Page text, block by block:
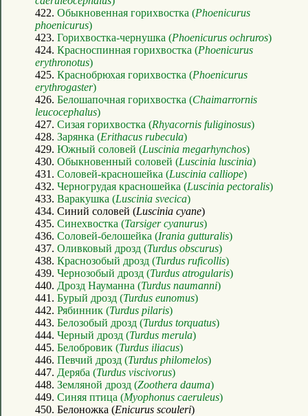
422. Обыкновенная горихвостка (Phoenicurus
phoenicurus)
423. Горихвостка-чернушка (Phoenicurus ochruros)
424. Красноспинная горихвостка (Phoenicurus
erythronotus)
425. Краснобрюхая горихвостка (Phoenicurus
erythrogaster)
426. Белошапочная горихвостка (Chaimarrornis
leucocephalus)
427. Сизая горихвостка (Rhyacornis fuliginosus)
428. Зарянка (Erithacus rubecula)
429. Южный соловей (Luscinia megarhynchos)
430. Обыкновенный соловей (Luscinia luscinia)
431. Соловей-красношейка (Luscinia calliope)
432. Черногрудая красношейка (Luscinia pectoralis)
433. Варакушка (Luscinia svecica)
434. Синий соловей (Luscinia cyane)
435. Синехвостка (Tarsiger cyanurus)
436. Соловей-белошейка (Irania gutturalis)
437. Оливковый дрозд (Turdus obscurus)
438. Краснозобый дрозд (Turdus ruficollis)
439. Чернозобый дрозд (Turdus atrogularis)
440. Дрозд Науманна (Turdus naumanni)
441. Бурый дрозд (Turdus eunomus)
442. Рябинник (Turdus pilaris)
443. Белозобый дрозд (Turdus torquatus)
444. Черный дрозд (Turdus merula)
445. Белобровик (Turdus iliacus)
446. Певчий дрозд (Turdus philomelos)
447. Деряба (Turdus viscivorus)
448. Земляной дрозд (Zoothera dauma)
449. Синяя птица (Myophonus caeruleus)
450. Белоножка (Enicurus scouleri)